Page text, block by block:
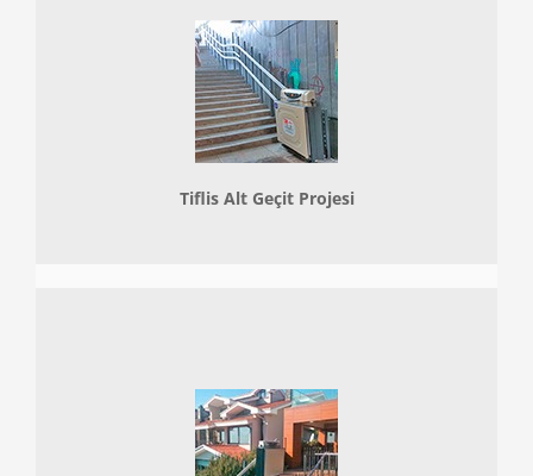
Tiflis Alt Geçit Projesi